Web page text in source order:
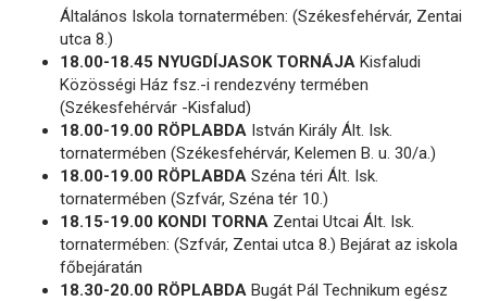
Általános Iskola tornatermében: (Székesfehérvár, Zentai
utca 8.)
18.00-18.45 NYUGDÍJASOK TORNÁJA Kisfaludi
Közösségi Ház fsz.-i rendezvény termében
(Székesfehérvár -Kisfalud)
18.00-19.00 RÖPLABDA István Király Ált. Isk.
tornatermében (Székesfehérvár, Kelemen B. u. 30/a.)
18.00-19.00 RÖPLABDA Széna téri Ált. Isk.
tornatermében (Szfvár, Széna tér 10.)
18.15-19.00 KONDI TORNA Zentai Utcai Ált. Isk.
tornatermében: (Szfvár, Zentai utca 8.) Bejárat az iskola
főbejáratán
18.30-20.00 RÖPLABDA Bugát Pál Technikum egész